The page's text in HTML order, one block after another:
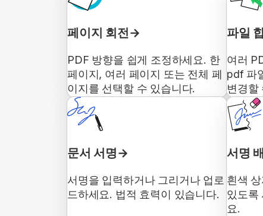
페이지 회전
PDF 방향을 쉽게 조정하세요. 한
페이지, 여러 페이지 또는 전체 페
이지를 선택할 수 있습니다.
파일
여러
pdf 파
변경할
문서 서명
서명을 입력하거나 그리거나 업로
드하세요. 법적 효력이 있습니다.
서명
흰색
있도록
요.